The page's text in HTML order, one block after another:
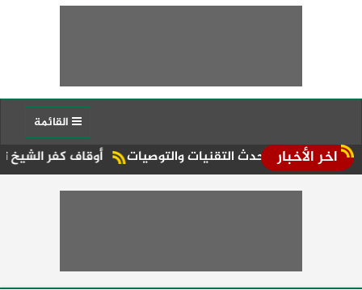
اخر الأخبار أوقاف كفر الشيخ تنظم قوافل أحدث التقنيات والتوصيات